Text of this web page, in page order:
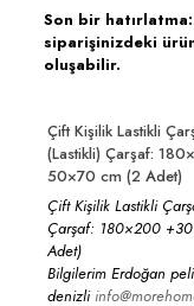
Son bir
siparişinizdeki
oluşabilir.
Çift Kişilik Lastikli
(Lastikli) Çarşaf:
50×70 cm (2 Adet)
Çift Kişilik Lastikli
Çarşaf: 180×200 +30
Adet)
Bilgilerim Erdoğan
denizli